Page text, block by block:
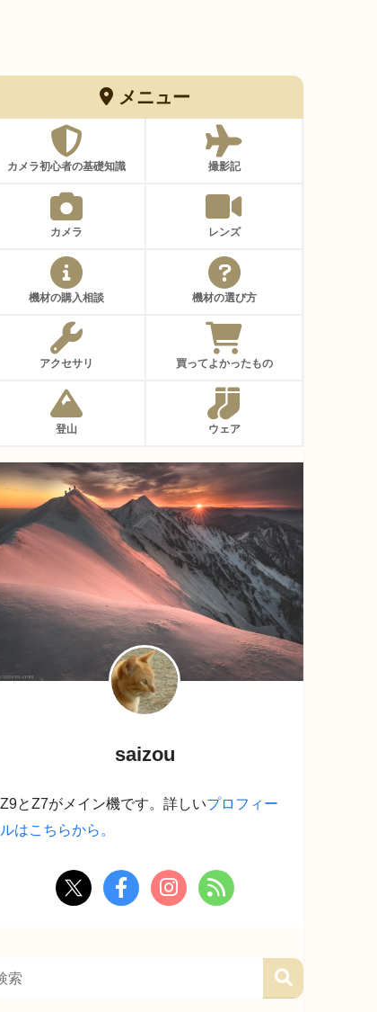
メニュー
カメラ初心者の基礎知識 撮影記
カメラ レンズ
機材の購入相談 機材の選び方
アクセサリ 買ってよかったもの
登山 ウェア
saizou
Z9とZ7がメイン機です。詳しいプロフィー
ルはこちらから。